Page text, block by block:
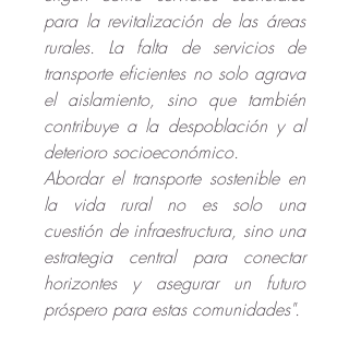
para la revitalización de las áreas
rurales. La falta de servicios de
transporte eficientes no solo agrava
el aislamiento, sino que también
contribuye a la despoblación y al
deterioro socioeconómico.
Abordar el transporte sostenible en
la vida rural no es solo una
cuestión de infraestructura, sino una
estrategia central para conectar
horizontes y asegurar un futuro
próspero para estas comunidades".